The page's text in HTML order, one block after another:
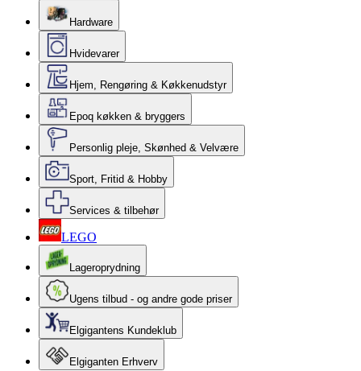
Hardware
Hvidevarer
Hjem, Rengøring & Køkkenudstyr
Epoq køkken & bryggers
Personlig pleje, Skønhed & Velvære
Sport, Fritid & Hobby
Services & tilbehør
LEGO
Lageroprydning
Ugens tilbud - og andre gode priser
Elgigantens Kundeklub
Elgiganten Erhverv